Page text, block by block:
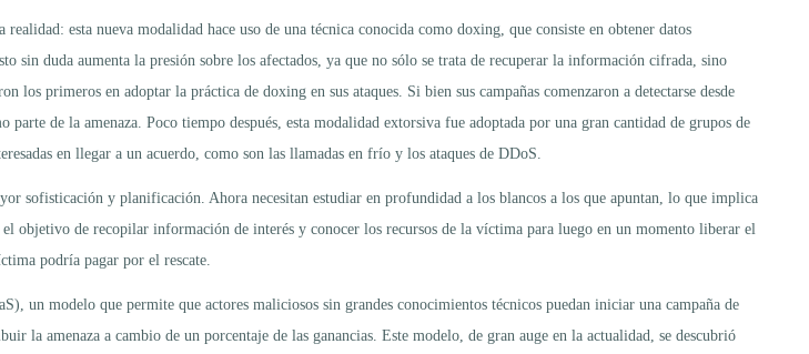
esta nueva modalidad hace uso de una técnica conocida como doxing, que consiste en obtener datos
sin duda aumenta la presión sobre los afectados, ya que no sólo se trata de recuperar la información cifrada, sino
los primeros en adoptar la práctica de doxing en sus ataques. Si bien sus campañas comenzaron a detectarse desde
de la amenaza. Poco tiempo después, esta modalidad extorsiva fue adoptada por una gran cantidad de grupos de
en llegar a un acuerdo, como son las llamadas en frío y los ataques de DDoS.
sofisticación y planificación. Ahora necesitan estudiar en profundidad a los blancos a los que apuntan, lo que implica
objetivo de recopilar información de interés y conocer los recursos de la víctima para luego en un momento liberar el
podría pagar por el rescate.
un modelo que permite que actores maliciosos sin grandes conocimientos técnicos puedan iniciar una campaña de
la amenaza a cambio de un porcentaje de las ganancias. Este modelo, de gran auge en la actualidad, se descubrió